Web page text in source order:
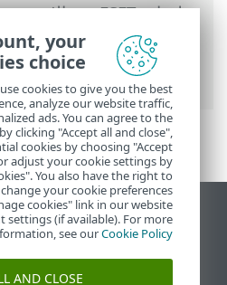
تعليمات ESET عبر الإنترنت
Security
> الإعداد المتقدم
حماية الوصول إلى الشبكة
قواعد جدار الحماية
عرض موقع سطح المكتب
End of Life
قاعدة معارف ESET
your
choice
cookies to give you the best
analyze our website traffic,
ads. You can agree to the
clicking "Accept all and close",
cookies by choosing "Accept
adjust your cookie settings by
You also have the right to
your cookie preferences
cookies" link in our website
(if available). For more
see ourCookie Policy
AND CLOSE